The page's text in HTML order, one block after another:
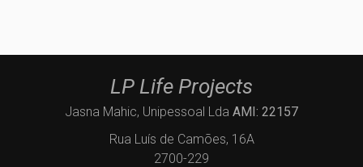
LP Life Projects
Jasna Mahic, Unipessoal Lda AMI: 22157
Rua Luís de Camões, 16A
2700-229